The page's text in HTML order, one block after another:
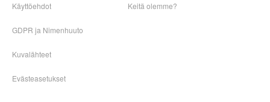
Käyttöehdot
GDPR ja Nimenhuuto
Kuvalähteet
Evästeasetukset
Keitä olemme?